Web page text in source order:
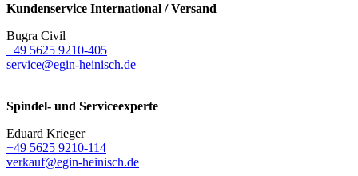
Kundenservice International / Versand
Bugra Civil
+49 5625 9210-405
service@egin-heinisch.de
Spindel- und Serviceexperte
Eduard Krieger
+49 5625 9210-114
verkauf@egin-heinisch.de